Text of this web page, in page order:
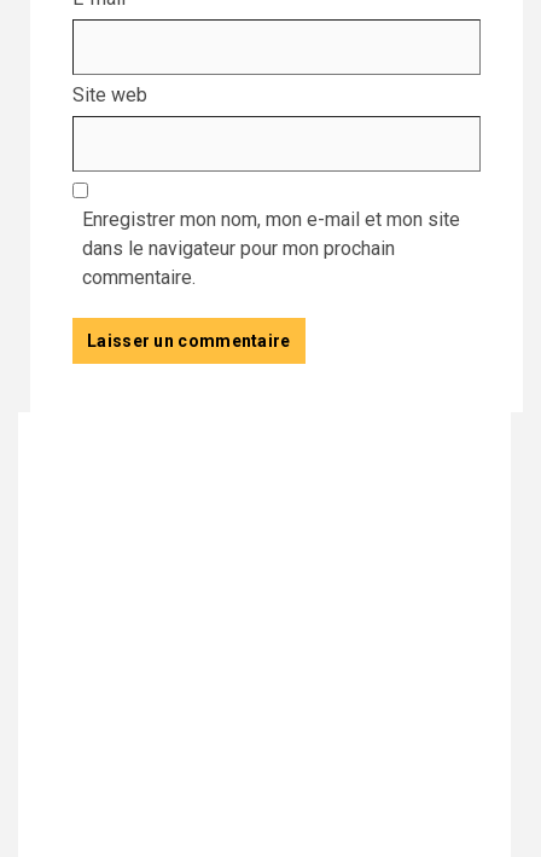
Site web
Enregistrer mon nom, mon e-mail et mon site
dans le navigateur pour mon prochain
commentaire.